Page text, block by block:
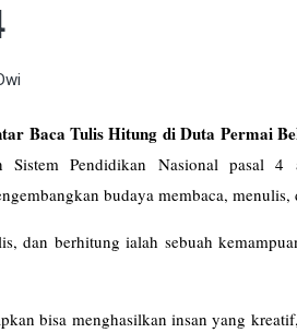
Baca Tulis Hitung di Duta Permai
Sistem Pendidikan Nasional pasal
budaya membaca,
dan berhitung ialah sebuah
bisa menghasilkan insan yang